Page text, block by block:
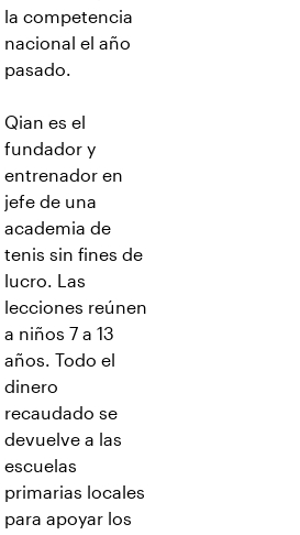
la competencia
nacional el año
pasado.
Qian es el
fundador y
entrenador en
jefe de una
academia de
tenis sin fines de
lucro. Las
lecciones reúnen
a niños 7 a 13
años. Todo el
dinero
recaudado se
devuelve a las
escuelas
primarias locales
para apoyar los